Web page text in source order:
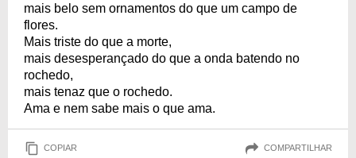
mais belo sem ornamentos do que um campo de
flores.
Mais triste do que a morte,
mais desesperançado do que a onda batendo no
rochedo,
mais tenaz que o rochedo.
Ama e nem sabe mais o que ama.
COPIAR COMPARTILHAR